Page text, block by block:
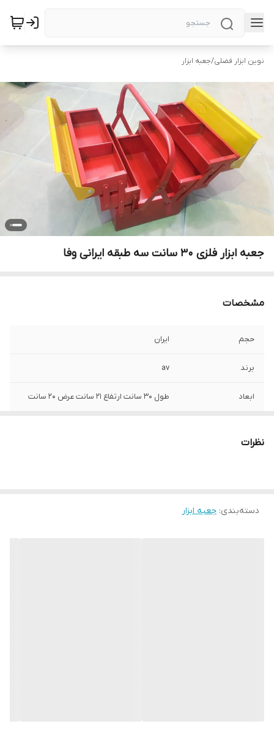
نوین ابزار فضلی/جعبه ابزار
جعبه ابزار فلزی 30 سانت سه طبقه ایرانی وفا
مشخصات
حجم ایران
برند av
ابعاد طول 30 سانت ارتفاع 21 سانت عرض 20 سانت
نظرات
دسته‌بندی: جعبه ابزار